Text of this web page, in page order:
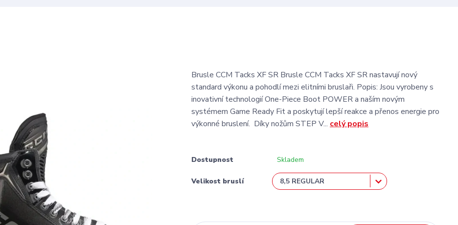
Brusle CCM Tacks XF SR Brusle CCM Tacks XF SR nastavují nový
standard výkonu a pohodlí mezi elitními bruslaři. Popis: Jsou vyrobeny s
inovativní technologií One-Piece Boot POWER a naším novým
systémem Game Ready Fit a poskytují lepší reakce a přenos energie pro
výkonné bruslení. Díky nožům STEP V... celý popis
Dostupnost Skladem
Velikost bruslí